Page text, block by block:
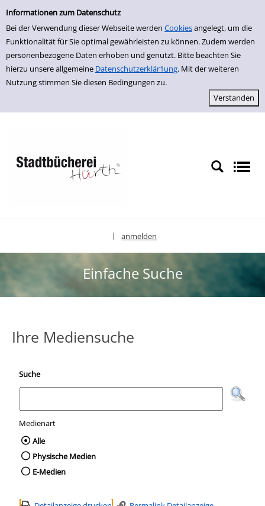
Einfache Suche
Informationen zum Datenschutz
Bei der Verwendung dieser Webseite werden Cookiesangelegt, um die
Funktionalität für Sie optimal gewährleisten zu können. Zudem werden
personenbezogene Daten erhoben und genutzt. Bitte beachten Sie
hierzu unsere allgemeine Datenschutzerklär1ung. Mit der weiteren
Nutzung stimmen Sie diesen Bedingungen zu.
zur Navigation springen
zum Inhalt springen
Zur Detailanzeige springen
anmelden
Einfache Suche
Ihre Mediensuche
Suche
Medienart
Wählen Sie die Medienart nach der Sie
Alle
Physische Medien
E-Medien